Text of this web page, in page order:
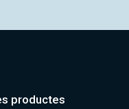
productes